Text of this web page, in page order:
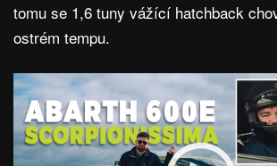
tomu se 1,6 tuny vážící hatchback
ostrém tempu.